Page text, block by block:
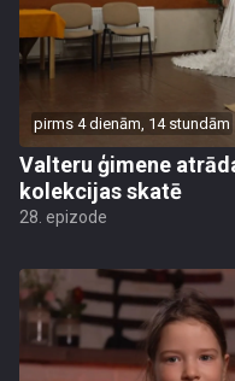
pirms 4 dienām, 14 stundām
Valteru ģimene
kolekcijas skatē
28. epizode